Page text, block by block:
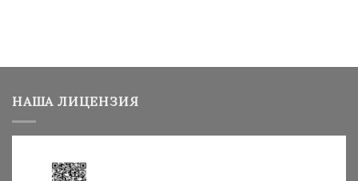
НАША ЛИЦЕНЗИЯ